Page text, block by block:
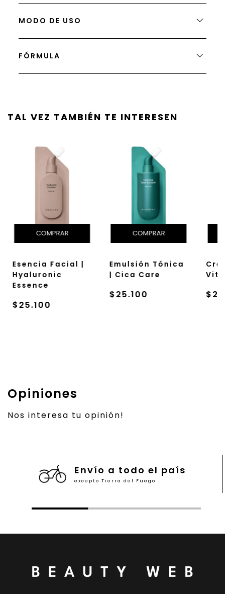
MODO DE USO
FÓRMULA
TAL VEZ TAMBIÉN TE INTERESEN
Esencia Facial |
Hyaluronic
Essence
$25.100
Emulsión Tónica
| Cica Care
$25.100
Opiniones
Nos interesa tu opinión!
Envío a todo el país
excepto Tierra del Fuego